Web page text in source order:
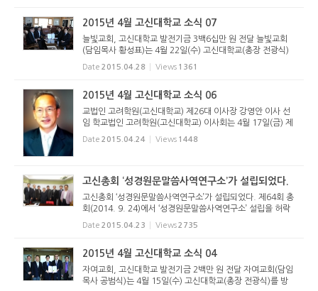
2015년 4월 고신대학교 소식 07
늘빛교회, 고신대학교 발전기금 3백6십만 원 전달 늘빛교회
(담임목사 황성표)는 4월 22일(수) 고신대학교(총장 전광식)
를 방문해 발전기금 3백6십만 원을 전달했다. 황성표 목사는
변함없는 진리를 연구하는 고신대학교가 하나님 중심, 성경중
Date 2015.04.28 Views 1361
2015년 4월 고신대학교 소식 06
교법인 고려학원(고신대학교) 제26대 이사장 강영안 이사 선
임 학교법인 고려학원(고신대학교) 이사회는 4월 17일(금) 제
64-2회 제5차 임시이사회를 개최하여 제26대 이사장에 강영
안 이사(주님의 보배교회 장로)를 선임하였다. 신임 강영안 이
Date 2015.04.24 Views 1448
고신총회 ‘성경원문말씀사역연구소’가 설립되었다.
고신총회 ‘성경원문말씀사역연구소’가 설립되었다. 제64회 총
회(2014. 9. 24)에서 ‘성경원문말씀사역연구소’ 설립을 허락
하고, 신학위원회(위원장 김성복 목사)에서 추진위원회를 구
성하여 제65회 총회에 보고하도록 결정되었는데, 드디어 구체
Date 2015.04.23 Views2735
2015년 4월 고신대학교 소식 04
자여교회, 고신대학교 발전기금 2백만 원 전달 자여교회(담임
목사 공범식)는 4월 15일(수) 고신대학교(총장 전광식)를 방